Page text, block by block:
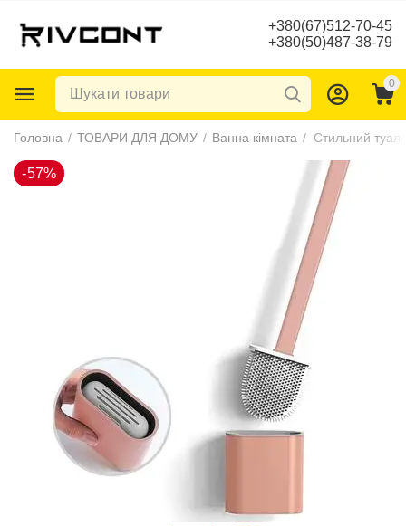
+380(67)512-70-45
+380(50)487-38-79
0
Головна / ТОВАРИ ДЛЯ ДОМУ / Ванна кімната /